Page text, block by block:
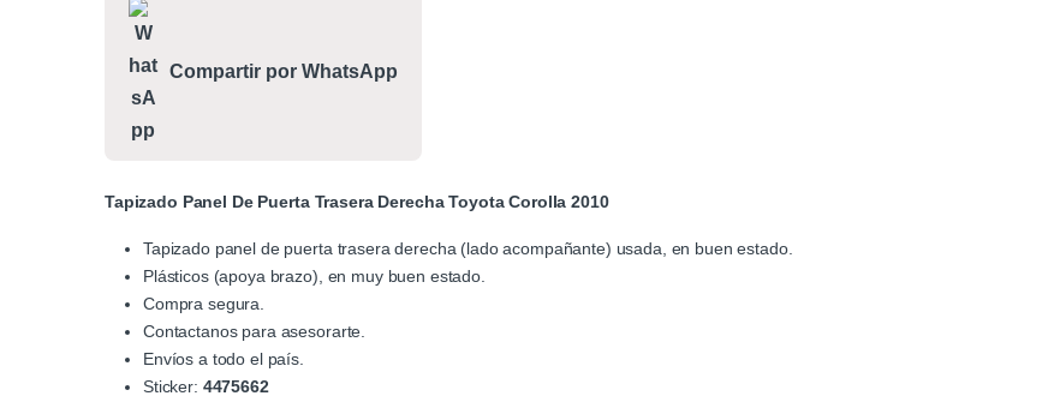
Compartir por WhatsApp
Tapizado Panel De Puerta Trasera Derecha Toyota Corolla 2010
Tapizado panel de puerta trasera derecha (lado acompañante) usada, en buen estado.
Plásticos (apoya brazo), en muy buen estado.
Compra segura.
Contactanos para asesorarte.
Envíos a todo el país.
Sticker: 4475662